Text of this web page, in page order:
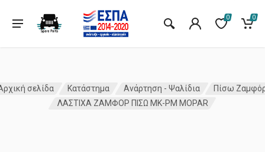
0 0
σελίδα Κατάστημα Ανάρτηση - Ψαλίδια
Πίσω
ΛΑΣΤΙΧΑ ΖΑΜΦΟΡ ΠΙΣΩ MK-PM MOPAR